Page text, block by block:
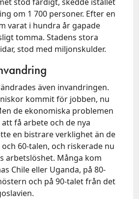
om 1 700 personer. Efter en
varat i hundra år gapade
tomma. Stadens stora
stod med miljonskulder.
även invandringen.
kommit för jobben, nu
de ekonomiska problemen
få arbete och de nya
en bistrare verklighet än de
60-talen, och riskerade nu
arbetslöshet. Många kom
Chile eller Uganda, på 80-
och på 90-talet från det